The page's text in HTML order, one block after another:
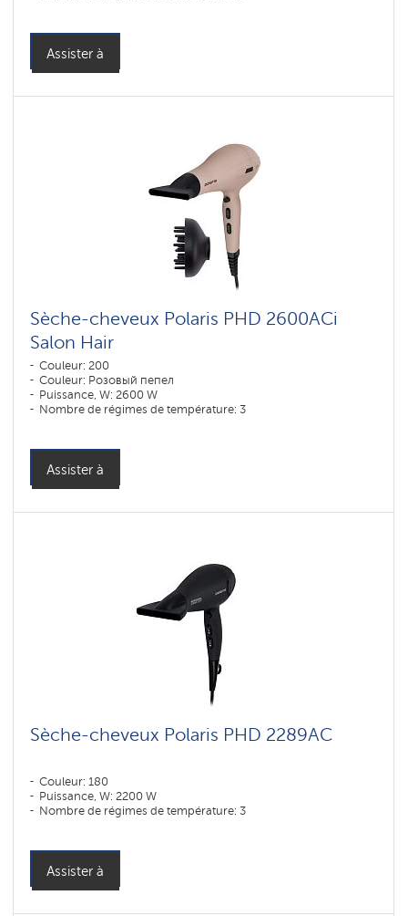
Assister à
Sèche-cheveux Polaris PHD 2600AСi
Salon Hair
Couleur: 200
Couleur: Розовый пепел
Puissance, W: 2600 W
Nombre de régimes de température: 3
Assister à
Sèche-cheveux Polaris PHD 2289AC
Couleur: 180
Puissance, W: 2200 W
Nombre de régimes de température: 3
Assister à